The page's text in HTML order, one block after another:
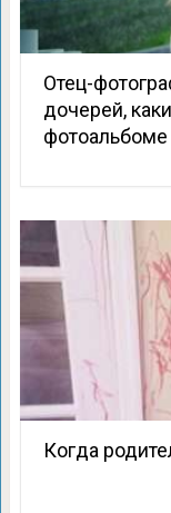
Отец-
дочерей,
фотоальбоме
Когда